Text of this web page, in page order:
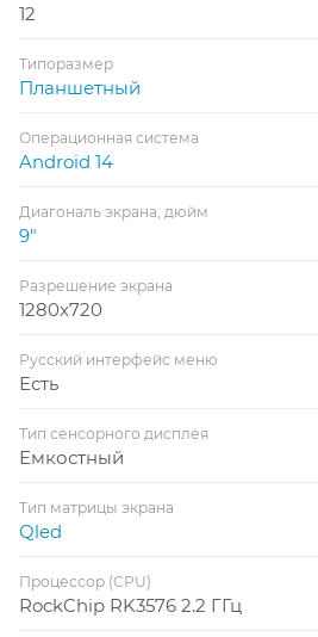
12
Типоразмер
Планшетный
Операционная система
Android 14
Диагональ экрана, дюйм
9"
Разрешение экрана
1280x720
Русский интерфейс меню
Есть
Тип сенсорного дисплея
Емкостный
Тип матрицы экрана
Qled
Процессор (CPU)
RockChip RK3576 2.2 ГГц